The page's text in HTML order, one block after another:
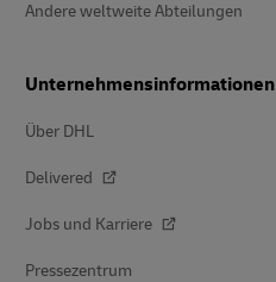
Andere weltweite Abteilungen
Unternehmensinformationen
Über DHL
Delivered
Jobs und Karriere
Pressezentrum